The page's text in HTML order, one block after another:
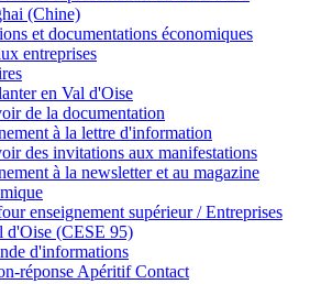
(Chine)
et documentations économiques
entreprises
en Val d'Oise
de la documentation
à la lettre d'information
des invitations aux manifestations
à la newsletter et au magazine
enseignement supérieur / Entreprises
d'Oise (CESE 95)
d'informations
réponse Apéritif Contact